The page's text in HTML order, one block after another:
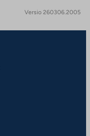
Versio 260306.2005